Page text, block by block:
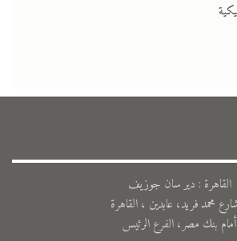
القاهرة : دير سان جوزيف
أمام بنك مصر، الفرع الرئيس